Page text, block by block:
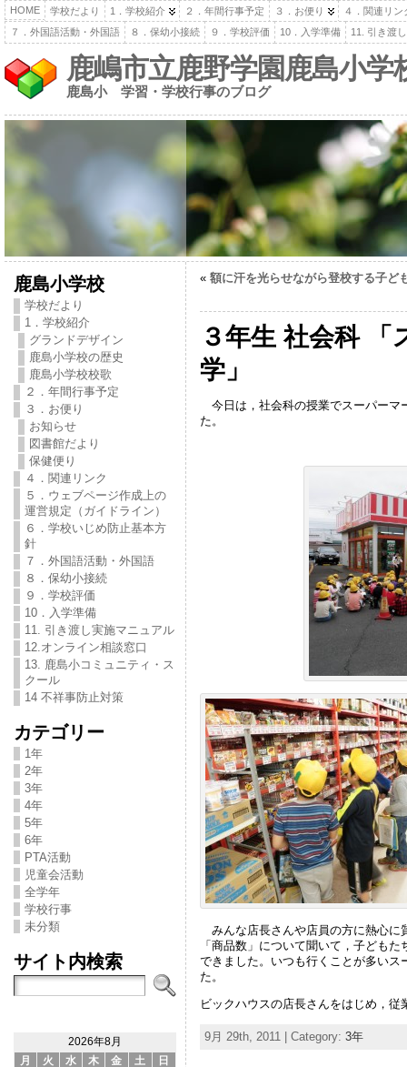
HOME 学校だより 1．学校紹介 ２．年間行事予定 ３．お便り
４．関連リン
７．外国語活動・外国語
８．保幼小接続 ９．学校評価 10．入学準備 11. 引き渡
鹿嶋市立鹿野学園鹿島小学
鹿島小 学習・学校行事のブログ
鹿島小学校
学校だより
1．学校紹介
グランドデザイン
鹿島小学校の歴史
鹿島小学校校歌
２．年間行事予定
３．お便り
お知らせ
図書館だより
保健便り
４．関連リンク
５．ウェブページ作成上の
運営規定（ガイドライン）
６．学校いじめ防止基本方
針
７．外国語活動・外国語
８．保幼小接続
９．学校評価
10．入学準備
11. 引き渡し実施マニュアル
12.オンライン相談窓口
13. 鹿島小コミュニティ・ス
クール
14 不祥事防止対策
カテゴリー
1年
2年
3年
4年
5年
6年
PTA活動
児童会活動
全学年
学校行事
未分類
サイト内検索
2026年8月
月
火 水 木 金 土 日
« 額に汗を光らせながら登校する子ど
３年生 社会科
学」
今日は，社会科の授業でスーパーマ
た。
みんな店長さんや店員の方に熱心に
「商品数」について聞いて，子ども
できました。いつも行くことが多い
た。
ビックハウスの店長さんをはじめ，
9月 29th, 2011 | Category: 3年